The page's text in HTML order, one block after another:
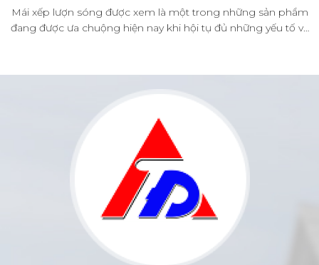
Mái xếp lượn sóng được xem là một trong những sản phẩm
đang được ưa chuộng hiện nay khi hội tụ đủ những yếu tố về